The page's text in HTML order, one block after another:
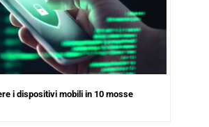
i dispositivi mobili in 10 mosse